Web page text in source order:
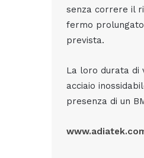
senza correre il
fermo
prevista.
La loro durata di
acciaio
presenza di un